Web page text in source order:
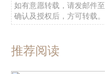
如有意愿转载，请发邮件至
确认及授权后，方可转载。
推荐阅读